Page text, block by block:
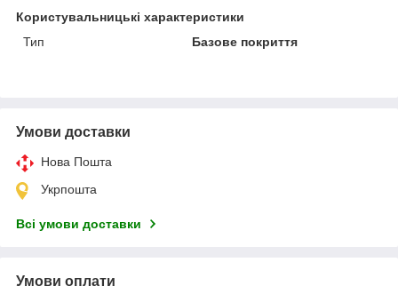
Користувальницькі характеристики
Тип
Базове покриття
Умови доставки
Нова Пошта
Укрпошта
Всі умови доставки
Умови оплати